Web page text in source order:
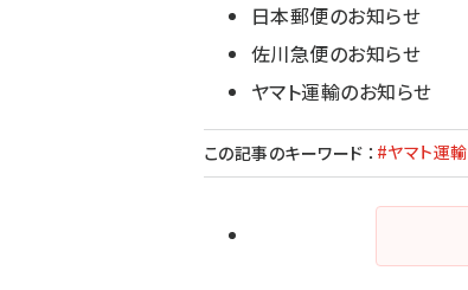
日本郵便のお知らせ
佐川急便のお知らせ
ヤマト運輸のお知らせ
この記事のキーワード ： #ヤマト運輸